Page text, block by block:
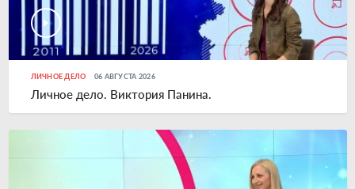
ЛИЧНОЕ ДЕЛО 06 АВГУСТА 2026
Личное дело. Виктория Панина.